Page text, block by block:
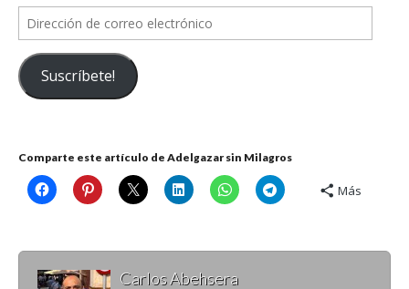
Dirección
de
correo
electrónico
Suscríbete!
Comparte este artículo de Adelgazar sin Milagros
Más
Carlos Abehsera